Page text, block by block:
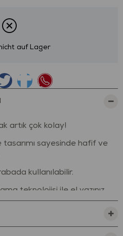
auf Lager
artık çok kolay!
tasarımı sayesinde hafif ve
kullanılabilir.
teknolojisi ile el yazınız
olarak değişir.